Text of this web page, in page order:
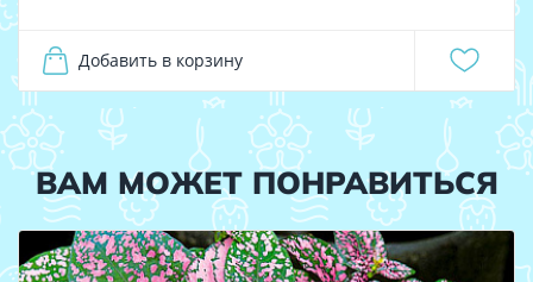
Добавить в корзину
ВАМ МОЖЕТ ПОНРАВИТЬСЯ